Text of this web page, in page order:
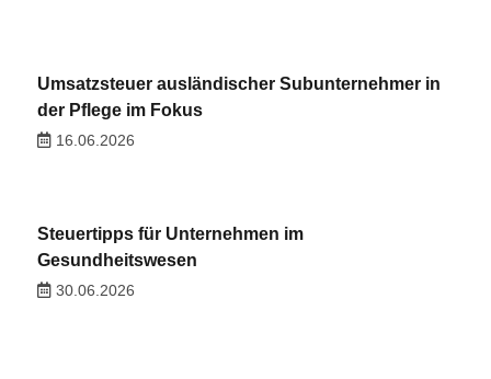
Umsatzsteuer ausländischer Subunternehmer in
der Pflege im Fokus
16.06.2026
Steuertipps für Unternehmen im
Gesundheitswesen
30.06.2026